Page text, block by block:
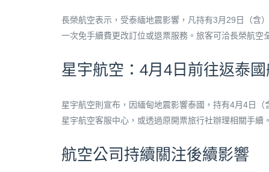
長榮航空表示，受泰緬地震影響，凡持有3月29日（含
一次免手續費更改訂位或退票服務。旅客可洽長榮航空
星宇航空：4月4日前往返泰
星宇航空則宣布，因緬甸地震影響泰國，持有4月4日
星宇航空客服中心，或透過原開票旅行社辦理相關手續。
航空公司持續關注後續影響